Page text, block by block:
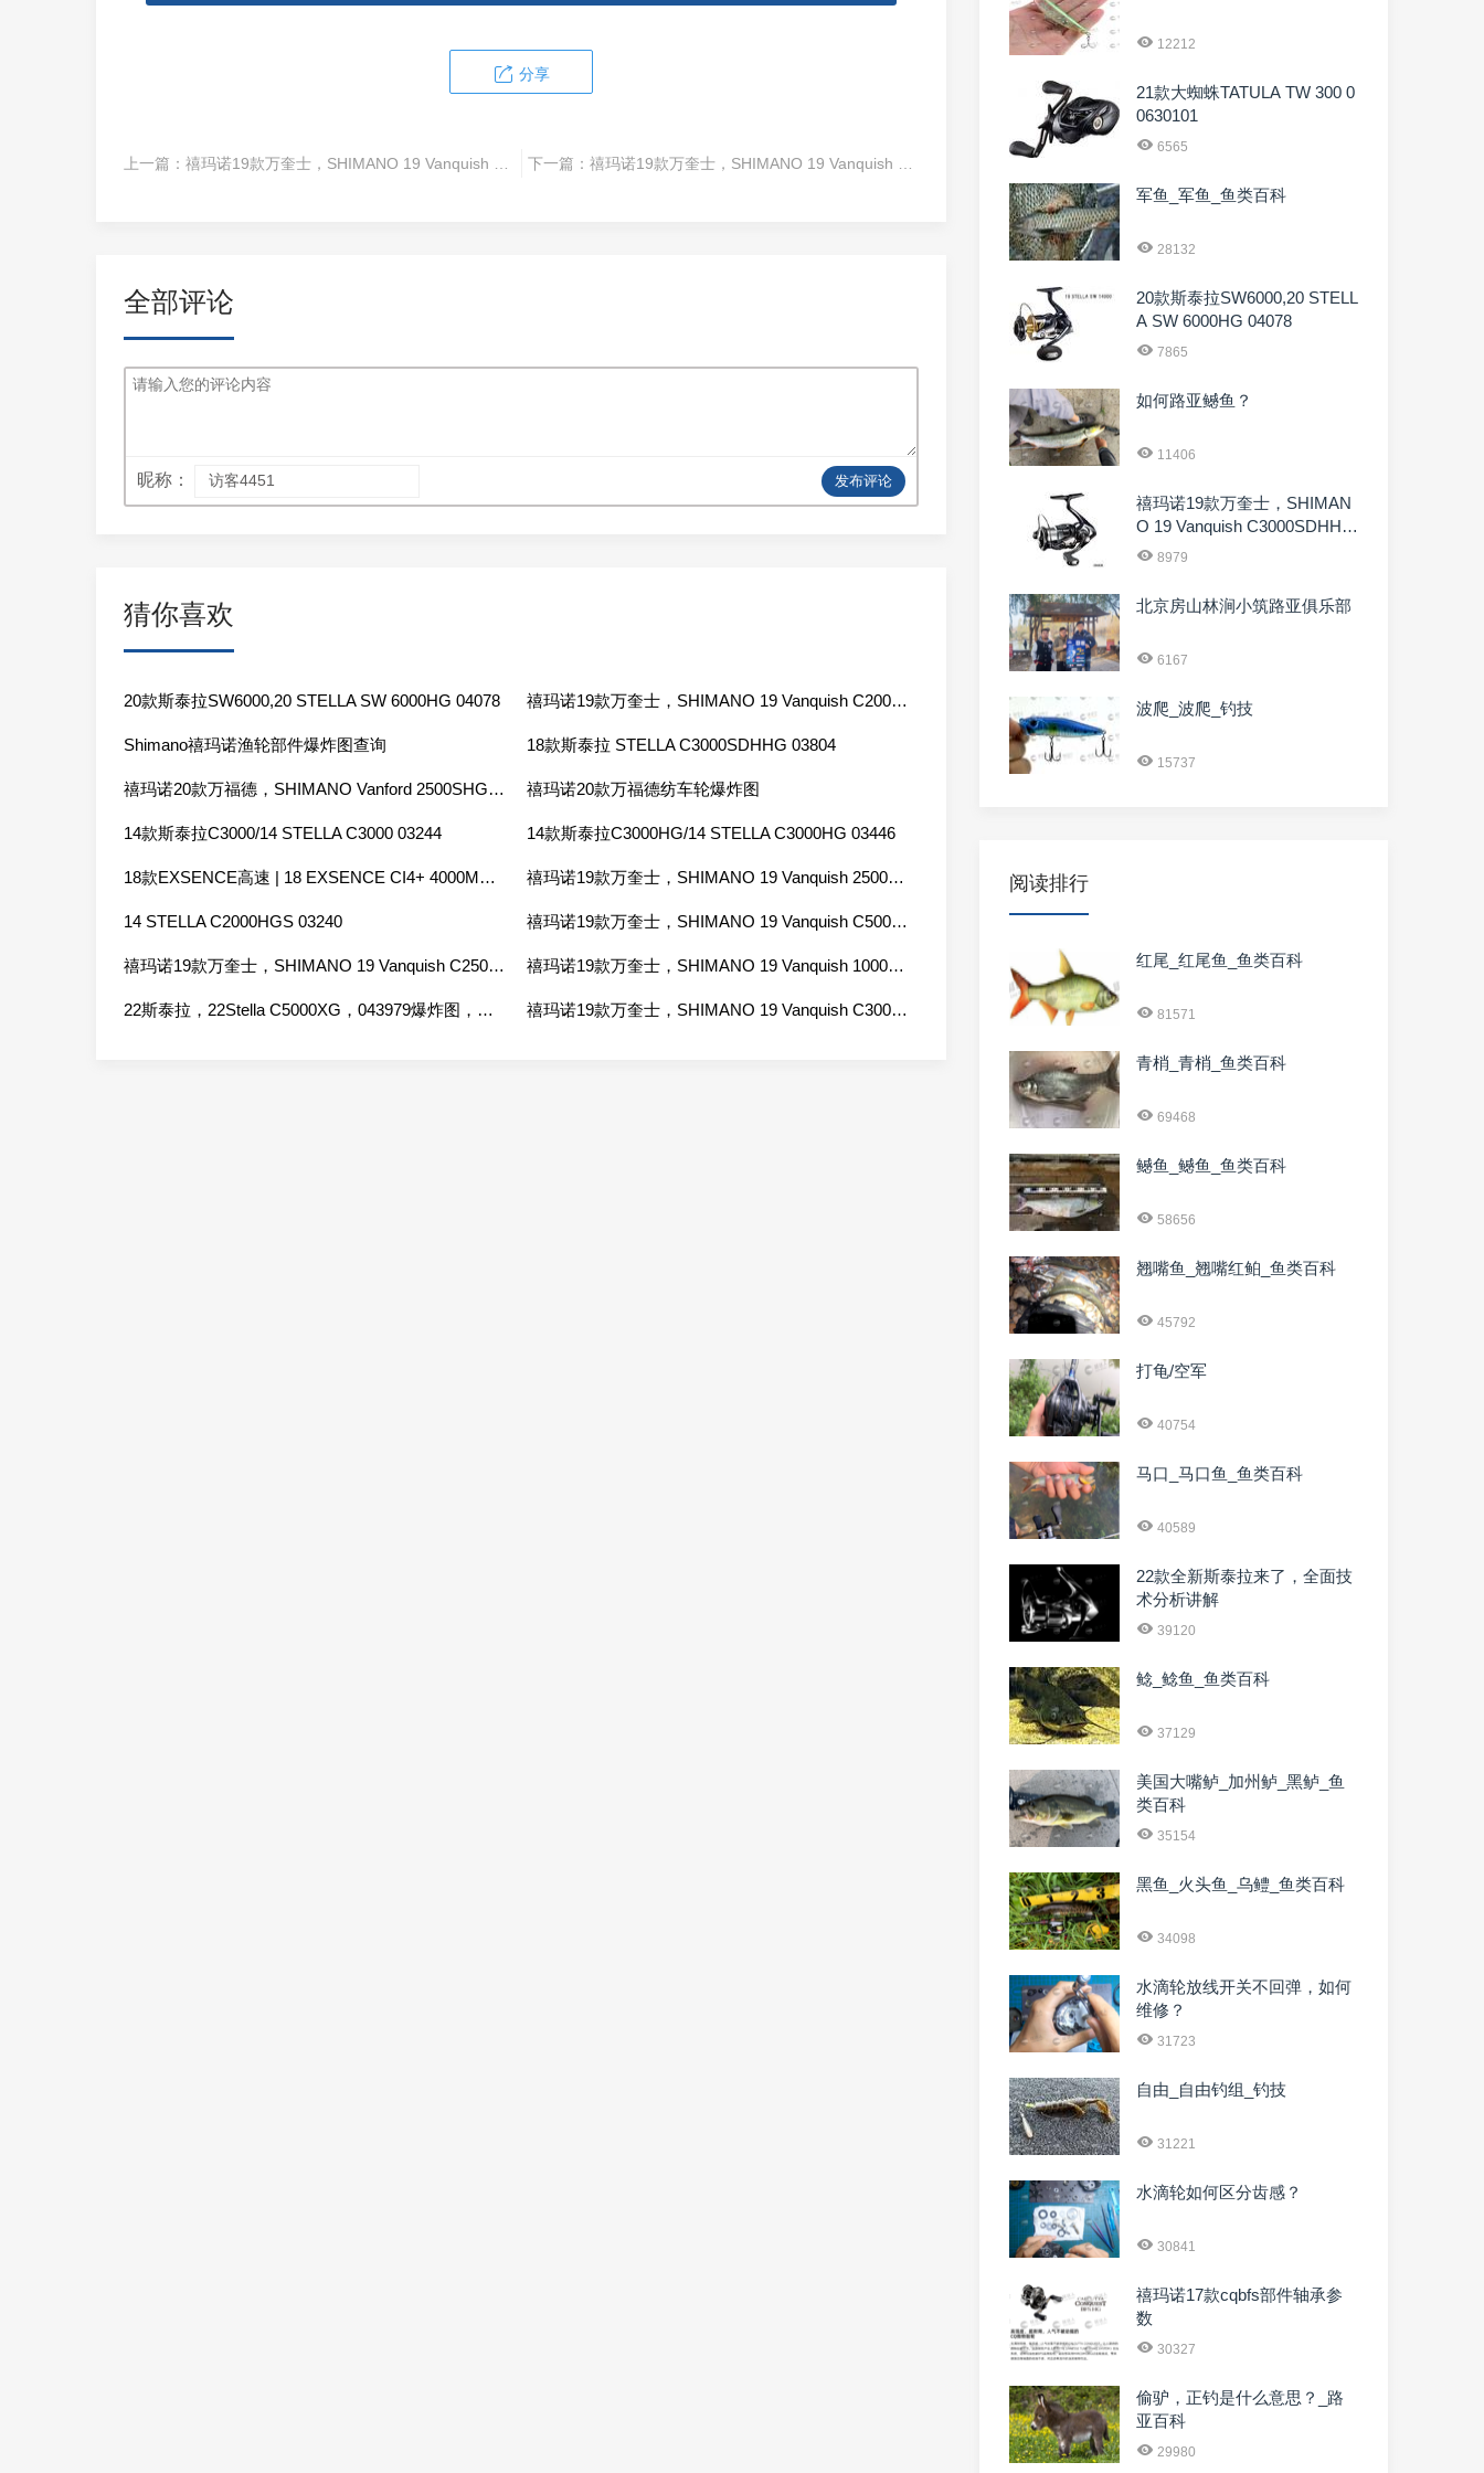
分享
上一篇： 下一篇：
全部评论
昵称： 发布评论
猜你喜欢
20款斯泰拉SW6000,20 STELLA SW 6000HG 04078 禧玛诺19款万奎士，SHIMANO 19 Vanquish C2000S 03950
Shimano禧玛诺渔轮部件爆炸图查询 18款斯泰拉 STELLA C3000SDHHG 03804
禧玛诺20款万福德，SHIMANO Vanford 2500SHG 04205 禧玛诺20款万福德纺车轮爆炸图
14款斯泰拉C3000/14 STELLA C3000 03244 14款斯泰拉C3000HG/14 STELLA C3000HG 03446
18款EXSENCE高速 | 18 EXSENCE CI4+ 4000MXG 03884 禧玛诺19款万奎士，SHIMANO 19 Vanquish 2500SHG 03956
14 STELLA C2000HGS 03240 禧玛诺19款万奎士，SHIMANO 19 Vanquish C5000XG 03964
禧玛诺19款万奎士，SHIMANO 19 Vanquish C2500SHG 03954 禧玛诺19款万奎士，SHIMANO 19 Vanquish 1000SSSPG 03949
22斯泰拉，22Stella C5000XG，043979爆炸图，配件图，部件手册，使用说明书 禧玛诺19款万奎士，SHIMANO 19 Vanquish C3000SDHHG 03959
12212
21款大蜘蛛TATULA TW 300 0
0630101
6565
军鱼_军鱼_鱼类百科
28132
20款斯泰拉SW6000,20 STELL
A SW 6000HG 04078
7865
如何路亚鳡鱼？
11406
禧玛诺19款万奎士，SHIMAN
O 19 Vanquish C3000SDHHG
03959
8979
北京房山林涧小筑路亚俱乐部
6167
波爬_波爬_钓技
15737
阅读排行
红尾_红尾鱼_鱼类百科
81571
青梢_青梢_鱼类百科
69468
鳡鱼_鳡鱼_鱼类百科
58656
翘嘴鱼_翘嘴红鲌_鱼类百科
45792
打龟/空军
40754
马口_马口鱼_鱼类百科
40589
22款全新斯泰拉来了，全面技
术分析讲解
39120
鲶_鲶鱼_鱼类百科
37129
美国大嘴鲈_加州鲈_黑鲈_鱼
类百科
35154
黑鱼_火头鱼_乌鳢_鱼类百科
34098
水滴轮放线开关不回弹，如何
维修？
31723
自由_自由钓组_钓技
31221
水滴轮如何区分齿感？
30841
禧玛诺17款cqbfs部件轴承参
数
30327
偷驴，正钓是什么意思？_路
亚百科
29980